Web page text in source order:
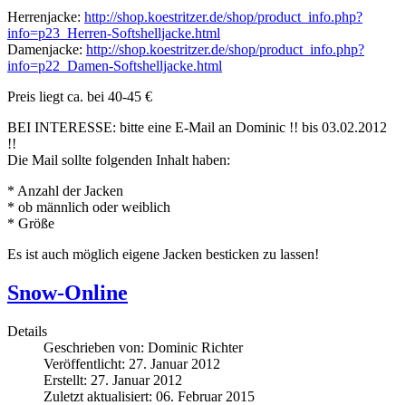
Herrenjacke: http://shop.koestritzer.de/shop/product_info.php?
info=p23_Herren-Softshelljacke.html
Damenjacke: http://shop.koestritzer.de/shop/product_info.php?
info=p22_Damen-Softshelljacke.html
Preis liegt ca. bei 40-45 €
BEI INTERESSE: bitte eine E-Mail an Dominic !! bis 03.02.2012
!!
Die Mail sollte folgenden Inhalt haben:
* Anzahl der Jacken
* ob männlich oder weiblich
* Größe
Es ist auch möglich eigene Jacken besticken zu lassen!
Snow-Online
Details
Geschrieben von: Dominic Richter
Veröffentlicht: 27. Januar 2012
Erstellt: 27. Januar 2012
Zuletzt aktualisiert: 06. Februar 2015